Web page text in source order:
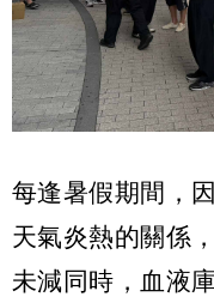
每逢暑假期間，
天氣炎熱的關係
未減同時，血液